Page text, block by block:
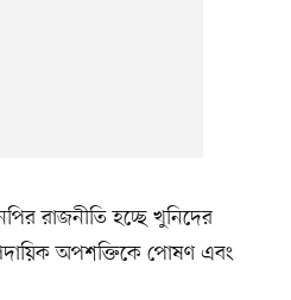
রাজনীতি হচ্ছে খুনিদের
অপশক্তিকে পোষণ এবং